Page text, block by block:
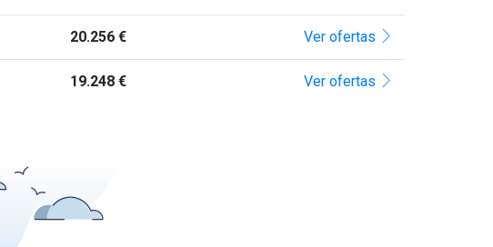
20.256 € Ver ofertas
19.248 € Ver ofertas